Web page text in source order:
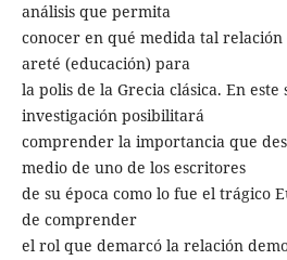
análisis que permita
conocer en qué medida tal
areté (educación) para
la polis de la Grecia clásica. En
investigación posibilitará
comprender la importancia que
medio de uno de los escritores
de su época como lo fue el trágico
de comprender
el rol que demarcó la relación